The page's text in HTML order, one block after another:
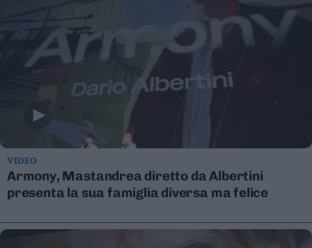
Newsletter
Bazar
Casa
Dolomiti
Social media
VIDEO
Armony, Mastandrea diretto da Albertini
presenta la sua famiglia diversa ma felice